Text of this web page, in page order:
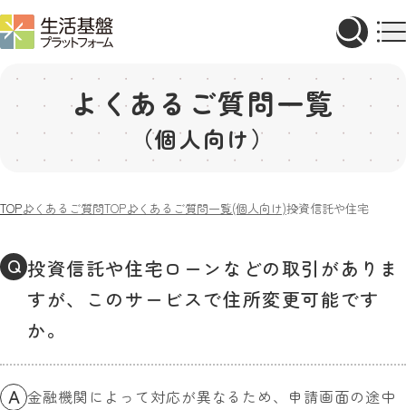
よくあるご質問一覧
（個人向け）
TOPよくあるご質問TOPよくあるご質問一覧(個人向け)投資信託や住宅ロー
Q 投資信託や住宅ローンなどの取引がありま
すが、このサービスで住所変更可能です
か。
A 金融機関によって対応が異なるため、申請画面の途中